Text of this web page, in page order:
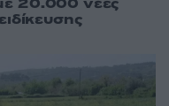
20.000 νέες